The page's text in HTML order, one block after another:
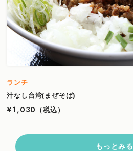
ランチ
汁なし台湾(まぜそば)
¥1,030
（税込）
もっとみる